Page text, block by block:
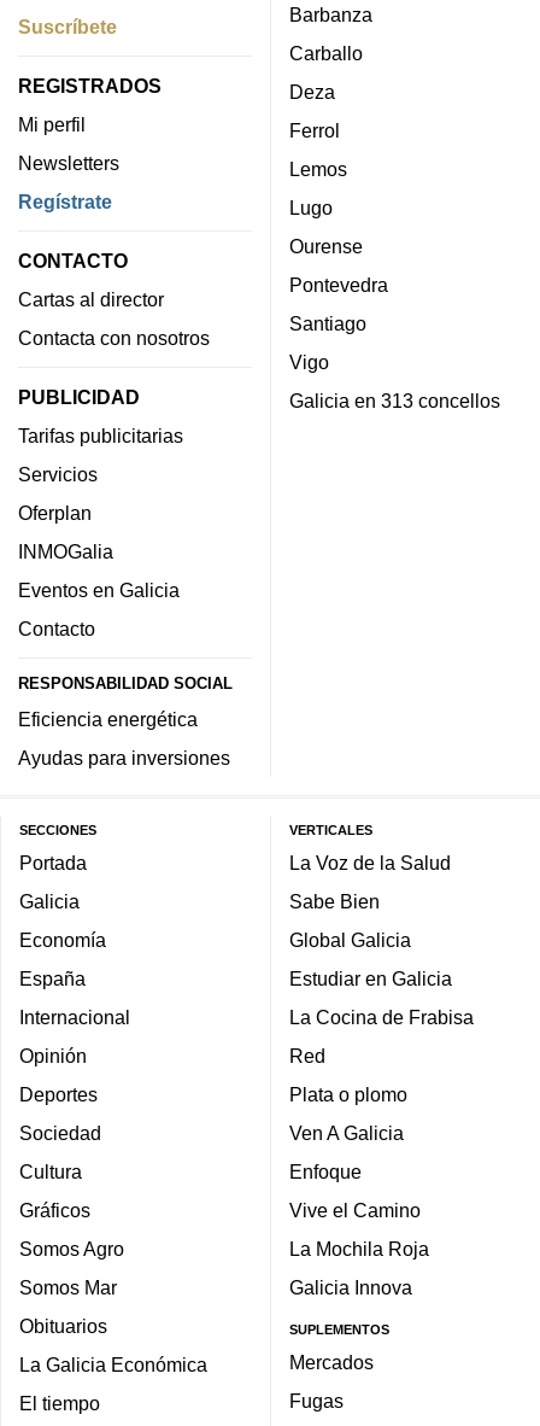
Suscríbete
REGISTRADOS
Mi perfil
Newsletters
Regístrate
CONTACTO
Cartas al director
Contacta con nosotros
PUBLICIDAD
Tarifas publicitarias
Servicios
Oferplan
INMOGalia
Eventos en Galicia
Contacto
RESPONSABILIDAD SOCIAL
Eficiencia energética
Ayudas para inversiones
Barbanza
Carballo
Deza
Ferrol
Lemos
Lugo
Ourense
Pontevedra
Santiago
Vigo
Galicia en 313 concellos
SECCIONES
Portada
Galicia
Economía
España
Internacional
Opinión
Deportes
Sociedad
Cultura
Gráficos
Somos Agro
Somos Mar
Obituarios
La Galicia Económica
El tiempo
VERTICALES
La Voz de la Salud
Sabe Bien
Global Galicia
Estudiar en Galicia
La Cocina de Frabisa
Red
Plata o plomo
Ven A Galicia
Enfoque
Vive el Camino
La Mochila Roja
Galicia Innova
SUPLEMENTOS
Mercados
Fugas